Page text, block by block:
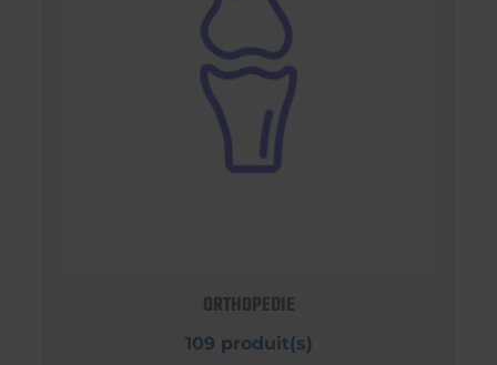
ORTHOPEDIE
109 produit(s)